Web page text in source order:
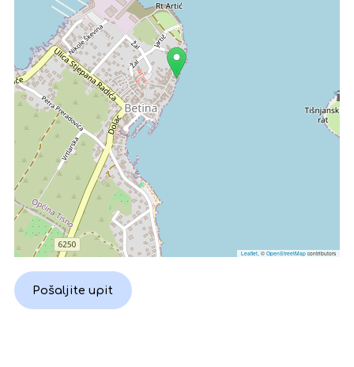
Leaflet , © OpenStreetMap contributors
Pošaljite upit